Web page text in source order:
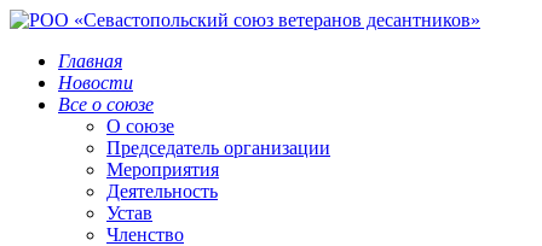
Главная
Новости
Все о союзе
О союзе
Председатель организации
Мероприятия
Деятельность
Устав
Членство